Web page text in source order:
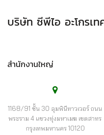
บริษัท ซีพีไอ อะโกรเ
สำนักงานใหญ่
1168/91 ชั้น 30 ลุมพินีทาวเวอร์ ถนน
พระราม 4 แขวงทุ่งมหาเมฆ เขตสาทร
กรุงเทพมหานคร 10120